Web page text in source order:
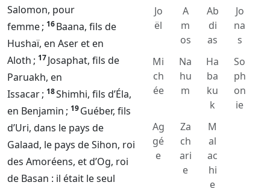
Salomon, pour
femme ; 16Baana, fils de
Hushaï, en Aser et en
Aloth ; 17Josaphat, fils de
Paruakh, en
Issacar ; 18Shimhi, fils d’Éla,
en Benjamin ; 19Guéber, fils
d’Uri, dans le pays de
Galaad, le pays de Sihon, roi
des Amoréens, et d’Og, roi
de Basan : il était le seul
Jo
ël
A
m
os
Ab
di
as
Jo
na
s
Mi
ch
ée
Na
hu
m
Ha
ba
ku
k
So
ph
on
ie
Ag
gé
e
Za
ch
ari
e
M
al
ac
hi
e